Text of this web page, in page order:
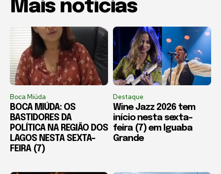
Mais notícias
Boca Miúda
BOCA MIÚDA: OS
BASTIDORES DA
POLÍTICA NA REGIÃO DOS
LAGOS NESTA SEXTA-
FEIRA (7)
Destaque
Wine Jazz 2026 tem
início nesta sexta-
feira (7) em Iguaba
Grande